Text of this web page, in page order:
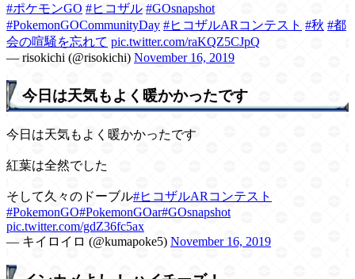
#ポケモンGO #ヒコザル #GOsnapshot
#PokemonGOCommunityDay #ヒコザルARコンテスト #秋 #都
会の喧騒を忘れて pic.twitter.com/raKQZ5CJpQ
— risokichi (@risokichi) November 16, 2019
今日は天気もよく暖かかったです
今日は天気もよく暖かかったです
紅葉は全然でした
そして久々のドーブル#ヒコザルARコンテスト
#PokemonGO#PokemonGOar#GOsnapshot
pic.twitter.com/gdZ36fc5ax
— キイロイロ (@kumapoke5) November 16, 2019